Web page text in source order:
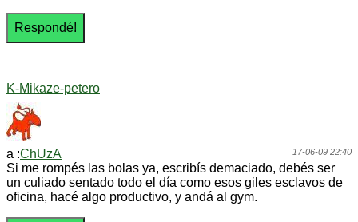
K-Mikaze-petero
17-06-09 22:40
a :ChUzA
Si me rompés las bolas ya, escribís demaciado, debés ser
un culiado sentado todo el día como esos giles esclavos de
oficina, hacé algo productivo, y andá al gym.